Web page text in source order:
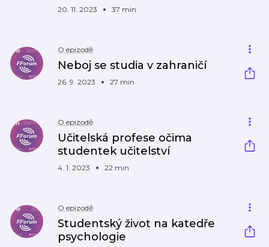
20. 11. 2023 37 min
O epizodě
Neboj se studia v zahraničí
26. 9. 2023 27 min
O epizodě
Učitelská profese očima
studentek učitelství
4. 1. 2023 22 min
O epizodě
Studentský život na katedře
psychologie